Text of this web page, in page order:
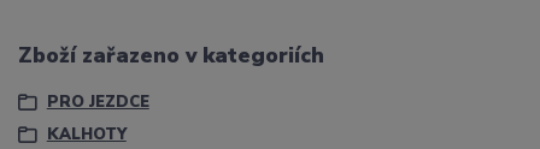
Zboží zařazeno v kategoriích
PRO JEZDCE
KALHOTY